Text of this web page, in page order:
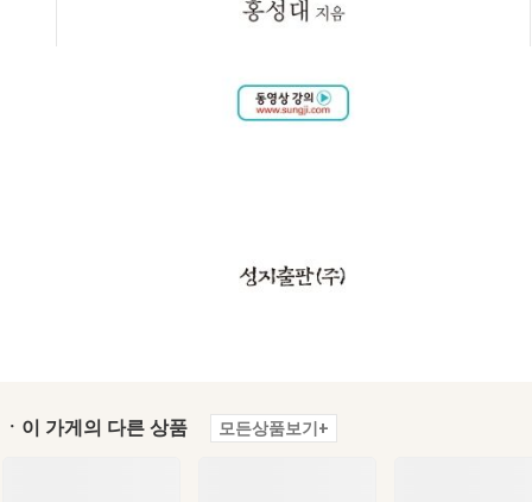
ㆍ이 가게의 다른 상품 모든상품보기+